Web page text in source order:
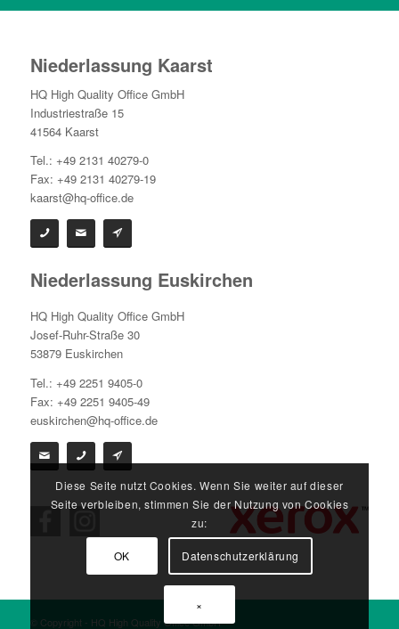
Niederlassung Kaarst
HQ High Quality Office GmbH
Industriestraße 15
41564 Kaarst
Tel.: +49 2131 40279-0
Fax: +49 2131 40279-19
kaarst@hq-office.de
Niederlassung Euskirchen
HQ High Quality Office GmbH
Josef-Ruhr-Straße 30
53879 Euskirchen
Tel.: +49 2251 9405-0
Fax: +49 2251 9405-49
euskirchen@hq-office.de
© Copyright - HQ High Quality Office GmbH
Diese Seite nutzt Cookies. Wenn Sie weiter auf dieser
Seite verbleiben, stimmen Sie der Nutzung von Cookies
zu:
OK Datenschutzerklärung
×